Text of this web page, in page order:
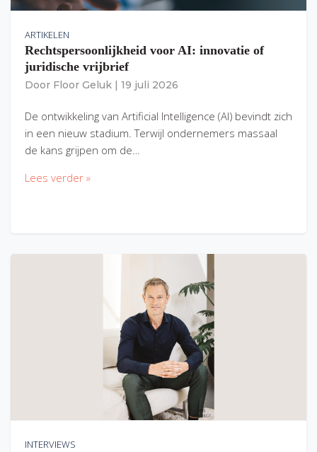
ARTIKELEN
Rechtspersoonlijkheid voor AI: innovatie of
juridische vrijbrief
Door Floor Geluk 19 juli 2026
De ontwikkeling van Artificial Intelligence (AI) bevindt zich
in een nieuw stadium. Terwijl ondernemers massaal
de kans grijpen om de…
Lees verder »
INTERVIEWS